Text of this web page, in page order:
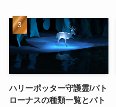
ハリーポッター守護霊/パト
ローナスの種類一覧とパト